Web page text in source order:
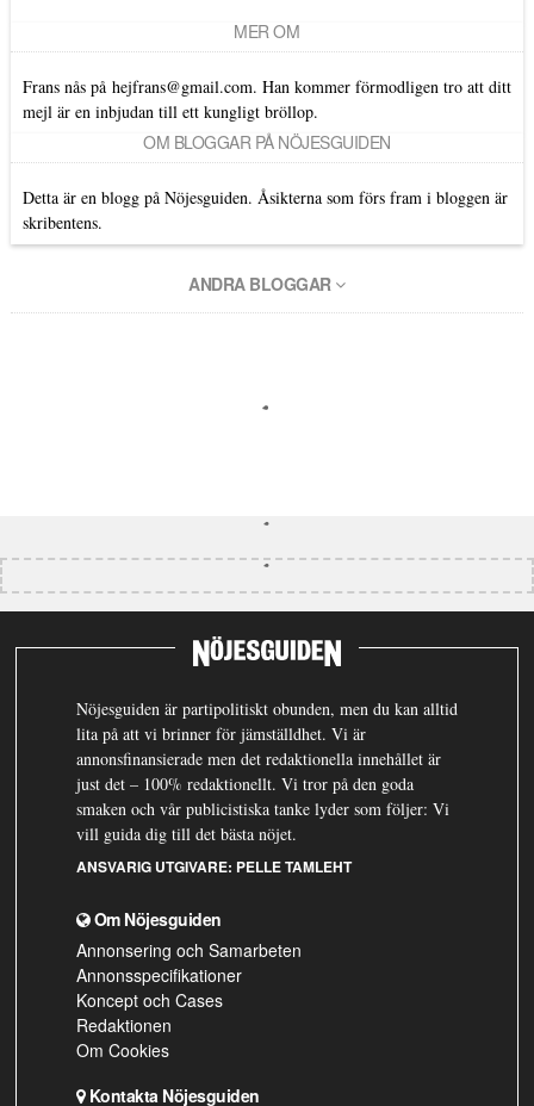
MER OM
Frans nås på hejfrans@gmail.com. Han kommer förmodligen tro att ditt
mejl är en inbjudan till ett kungligt bröllop.
OM BLOGGAR PÅ NÖJESGUIDEN
Detta är en blogg på Nöjesguiden. Åsikterna som förs fram i bloggen är
skribentens.
ANDRA BLOGGAR
Nöjesguiden är partipolitiskt obunden, men du kan alltid
lita på att vi brinner för jämställdhet. Vi är
annonsfinansierade men det redaktionella innehållet är
just det – 100% redaktionellt. Vi tror på den goda
smaken och vår publicistiska tanke lyder som följer: Vi
vill guida dig till det bästa nöjet.
ANSVARIG UTGIVARE: PELLE TAMLEHT
Om Nöjesguiden
Annonsering och Samarbeten
Annonsspecifikationer
Koncept och Cases
Redaktionen
Om Cookies
Kontakta Nöjesguiden